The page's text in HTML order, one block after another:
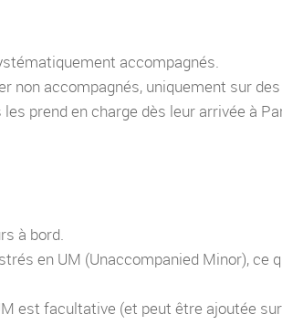
accompagnés.
non accompagnés, uniquement sur
prend en charge dès leur arrivée à
à bord.
en UM (Unaccompanied Minor), ce
est facultative (et peut être ajoutée